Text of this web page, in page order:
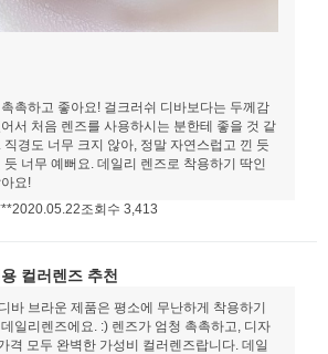
촉하고 좋아요! 걸크러쉬 디바보다는 두께감
서 처음 렌즈를 사용하시는 분한테 좋을 것 같
직경도 너무 크지 않아, 정말 자연스럽고 낀 듯
듯 너무 예뻐요. 데일리 렌즈로 착용하기 딱인
요!
2020.05.22조회수 3,413
컬러렌즈 추천
바 브라운 제품은 평소에 무난하게 착용하기
일리렌즈에요. :) 렌즈가 엄청 촉촉하고, 디자
격 모두 완벽한 가성비 컬러렌즈랍니다. 데일